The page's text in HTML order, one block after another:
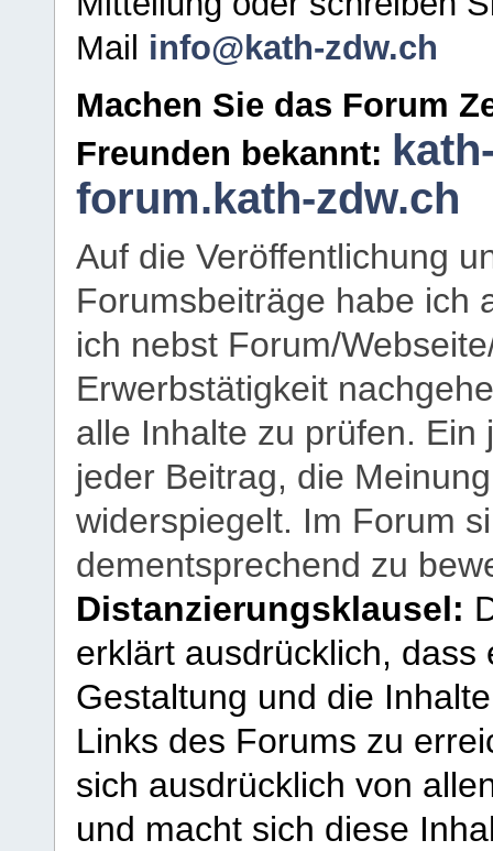
Mail info@kath-zdw.ch
Machen Sie das Forum
Freunden bekannt:
forum.kath-zdw.ch
Auf die Veröffentlichung
Forumsbeiträge habe ich
ich nebst Forum/
Erwerbstätigkeit
alle Inhalte zu prüfen.
jeder Beitrag, die
widerspiegelt. Im Forum
dementsprechend zu
Distanzierungsklausel:
erklärt ausdrücklich,
Gestaltung und die
Links des Forums zu
sich ausdrücklich von
und macht sich diese